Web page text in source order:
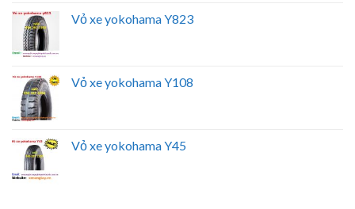
Vỏ xe yokohama Y823
Vỏ xe yokohama Y108
Vỏ xe yokohama Y45